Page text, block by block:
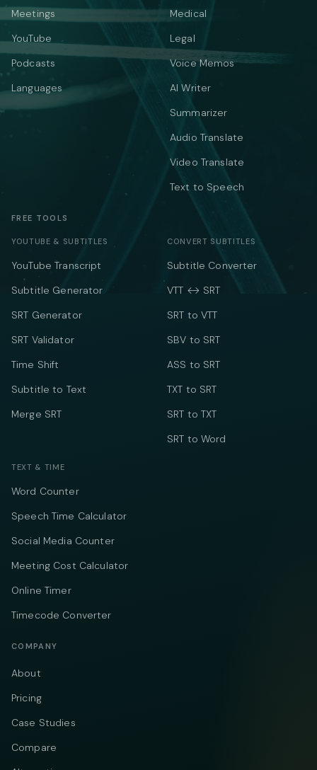
Meetings
YouTube
Podcasts
Languages
Medical
Legal
Voice Memos
AI Writer
Summarizer
Audio Translate
Video Translate
Text to Speech
FREE TOOLS
YOUTUBE & SUBTITLES
YouTube Transcript
Subtitle Generator
SRT Generator
SRT Validator
Time Shift
Subtitle to Text
Merge SRT
CONVERT SUBTITLES
Subtitle Converter
VTT ↔ SRT
SRT to VTT
SBV to SRT
ASS to SRT
TXT to SRT
SRT to TXT
SRT to Word
TEXT & TIME
Word Counter
Speech Time Calculator
Social Media Counter
Meeting Cost Calculator
Online Timer
Timecode Converter
COMPANY
About
Pricing
Case Studies
Compare